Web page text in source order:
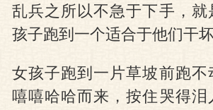
乱兵之所以不急于下手，就
孩子跑到一个适合于他们干坏
女孩子跑到一片草坡前跑不
嘻嘻哈哈而来，按住哭得泪